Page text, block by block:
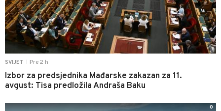
SVIJET Pre 2 h
Izbor za predsjednika Mađarske zakazan za 11.
avgust: Tisa predložila Andraša Baku
0